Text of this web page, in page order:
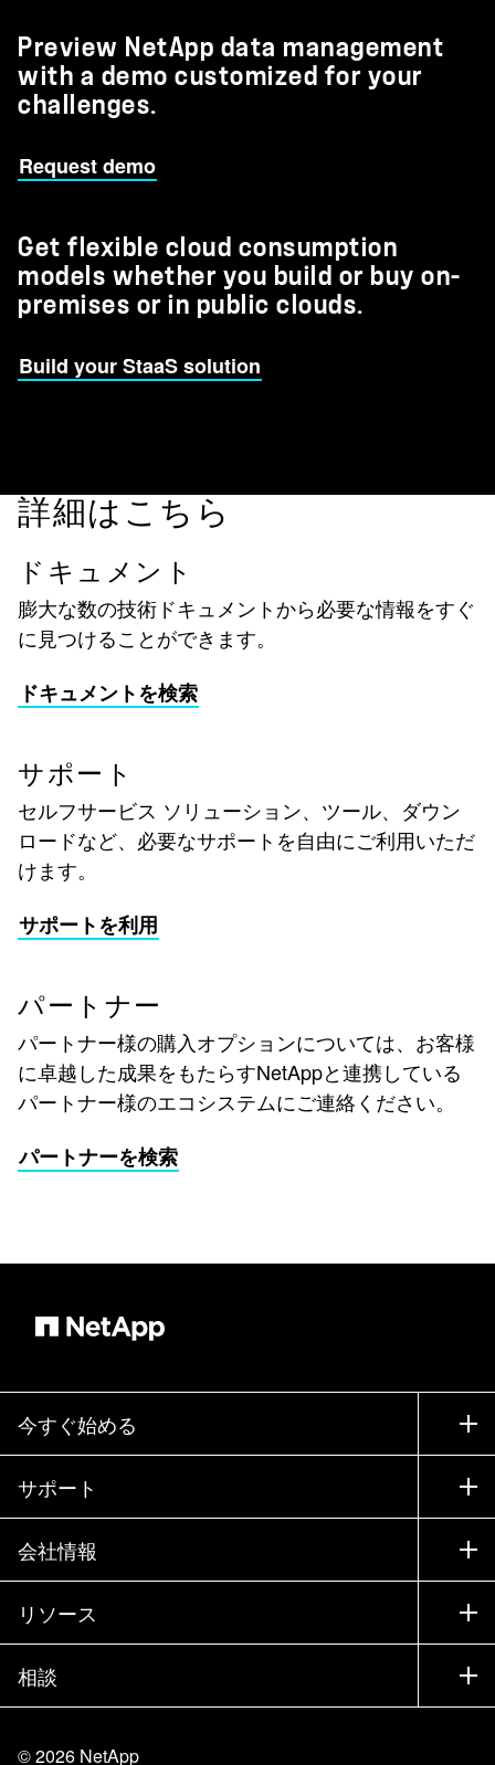
Preview NetApp data management
with a demo customized for your
challenges.
Request demo
Get flexible cloud consumption
models whether you build or buy on-
premises or in public clouds.
Build your StaaS solution
詳細はこちら
ドキュメント
膨大な数の技術ドキュメントから必要な情報をすぐ
に見つけることができます。
ドキュメントを検索
サポート
セルフサービス ソリューション、ツール、ダウン
ロードなど、必要なサポートを自由にご利用いただ
けます。
サポートを利用
パートナー
パートナー様の購入オプションについては、お客様
に卓越した成果をもたらすNetAppと連携している
パートナー様のエコシステムにご連絡ください。
パートナーを検索
今すぐ始める
購入方法
営業チームへのお問い合わせ
パートナーを検索
エグゼクティブ ブリーフィング
製品A-Z
サポート
サポート
トレーニング
ドキュメント
ナレッジ ベース
コミュニティ
知識の習得
会社情報
会社情報
パートナー
採用情報
リソース
ニュースルーム
イベント
ブログ
相談
©2026 NetApp